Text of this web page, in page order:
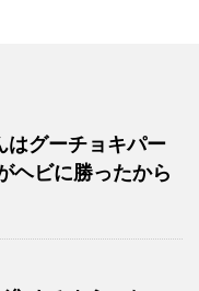
はグーチョキパー
ヘビに勝ったから